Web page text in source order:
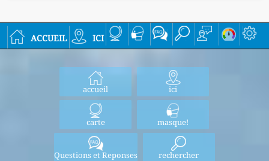
accueil ici
accueil ici
carte masque!
Questions et Reponses rechercher